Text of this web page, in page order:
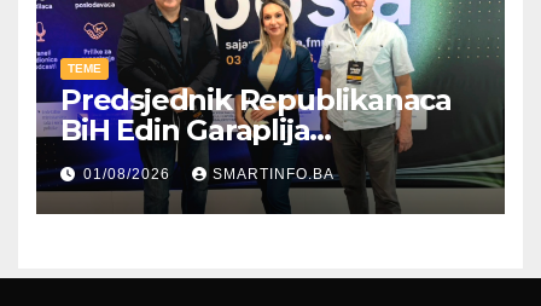
TEME
Predsjednik Republikanaca
BiH Edin Garaplija
prisustvovao prezentaciji
Federalnog sajma
zapošljavanja
01/08/2026 SMARTINFO.BA